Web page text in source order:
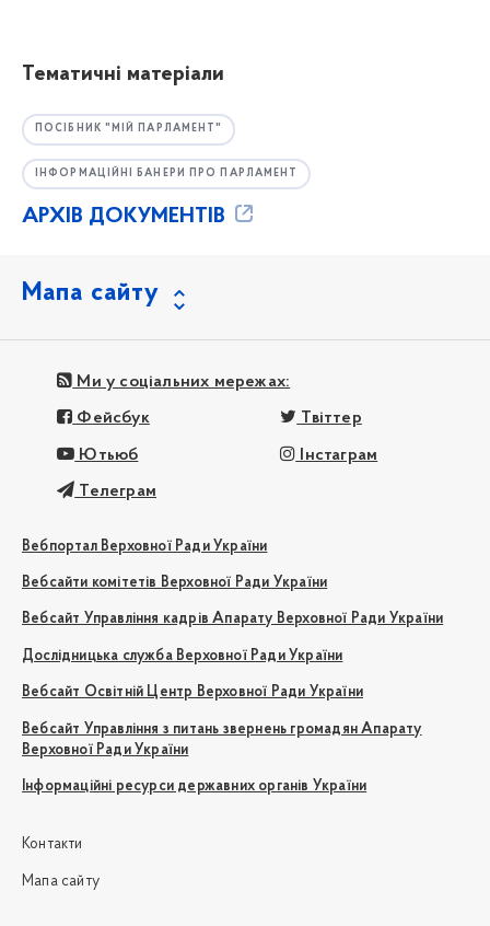
Тематичні матеріали
ПОСІБНИК "МІЙ ПАРЛАМЕНТ"
ІНФОРМАЦІЙНІ БАНЕРИ ПРО ПАРЛАМЕНТ
АРХІВ ДОКУМЕНТІВ
Мапа сайту
Ми у соціальних мережах:
Фейсбук Твіттер
Ютьюб Інстаграм
Телеграм
Вебпортал Верховної Ради України
Вебсайти комітетів Верховної Ради України
Вебсайт Управління кадрів Апарату Верховної Ради України
Дослідницька служба Верховної Ради України
Вебсайт Освітній Центр Верховної Ради України
Вебсайт Управління з питань звернень громадян Апарату
Верховної Ради України
Інформаційні ресурси державних органів України
Контакти
Мапа сайту